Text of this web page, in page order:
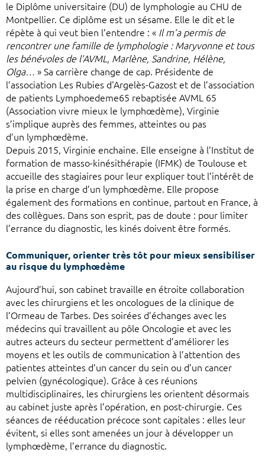
le Diplôme universitaire (DU) de lymphologie au CHU de
Montpellier. Ce diplôme est un sésame. Elle le dit et le
répète à qui veut bien l’entendre : « Il m’a permis de
rencontrer une famille de lymphologie : Maryvonne et tous
les bénévoles de l’AVML, Marlène, Sandrine, Hélène,
Olga… » Sa carrière change de cap. Présidente de
l’association Les Rubies d'Argelès-Gazost et de l’association
de patients Lymphoedeme65 rebaptisée AVML 65
(Association vivre mieux le lymphœdème), Virginie
s’implique auprès des femmes, atteintes ou pas
d’un lymphœdème.
Depuis 2015, Virginie enchaine. Elle enseigne à l’Institut de
formation de masso-kinésithérapie (IFMK) de Toulouse et
accueille des stagiaires pour leur expliquer tout l’intérêt de
la prise en charge d’un lymphœdème. Elle propose
également des formations en continue, partout en France, à
des collègues. Dans son esprit, pas de doute : pour limiter
l’errance du diagnostic, les kinés doivent être formés.
Communiquer, orienter très tôt pour mieux sensibiliser
au risque du lymphœdème
Aujourd’hui, son cabinet travaille en étroite collaboration
avec les chirurgiens et les oncologues de la clinique de
l’Ormeau de Tarbes. Des soirées d’échanges avec les
médecins qui travaillent au pôle Oncologie et avec les
autres acteurs du secteur permettent d’améliorer les
moyens et les outils de communication à l’attention des
patientes atteintes d’un cancer du sein ou d’un cancer
pelvien (gynécologique). Grâce à ces réunions
multidisciplinaires, les chirurgiens les orientent désormais
au cabinet juste après l’opération, en post-chirurgie. Ces
séances de rééducation précoce sont capitales : elles leur
évitent, si elles sont amenées un jour à développer un
lymphœdème, l’errance du diagnostic.